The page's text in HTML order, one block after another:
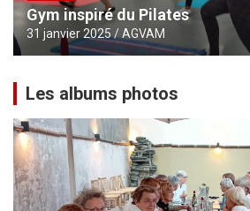
Gym inspiré du Pilates
31 janvier 2025 AGVAM
Les albums photos